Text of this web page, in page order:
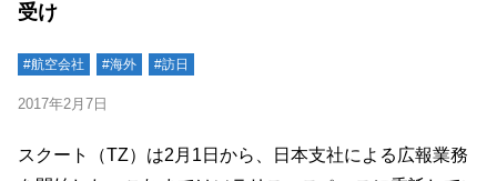
受け
#航空会社 #海外 #訪日
2017年2月7日
スクート（TZ）は2月1日から、日本支社による広報業務